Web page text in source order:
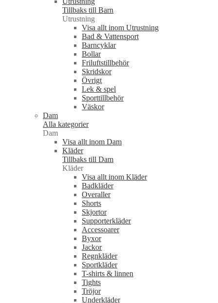
Tillbaks till Barn
Utrustning
Visa allt inom Utrustning
Bad & Vattensport
Barncyklar
Bollar
Friluftstillbehör
Skridskor
Övrigt
Lek & spel
Sporttillbehör
Väskor
Dam
Alla kategorier
Dam
Visa allt inom Dam
Kläder
Tillbaks till Dam
Kläder
Visa allt inom Kläder
Badkläder
Overaller
Shorts
Skjortor
Supporterkläder
Accessoarer
Byxor
Jackor
Regnkläder
Sportkläder
T-shirts & linnen
Tights
Tröjor
Underkläder